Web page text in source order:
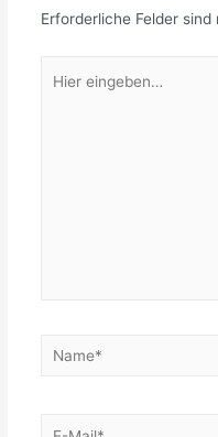
Erforderliche Felder sind
eingeben…
Name*
E-